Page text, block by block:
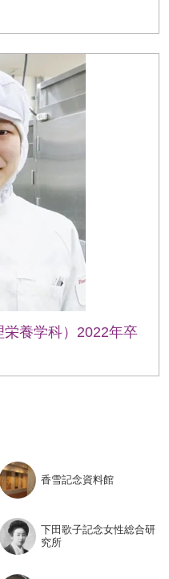
養学科）2022年卒
香雪記念資料館
下田歌子記念女性総合研
究所